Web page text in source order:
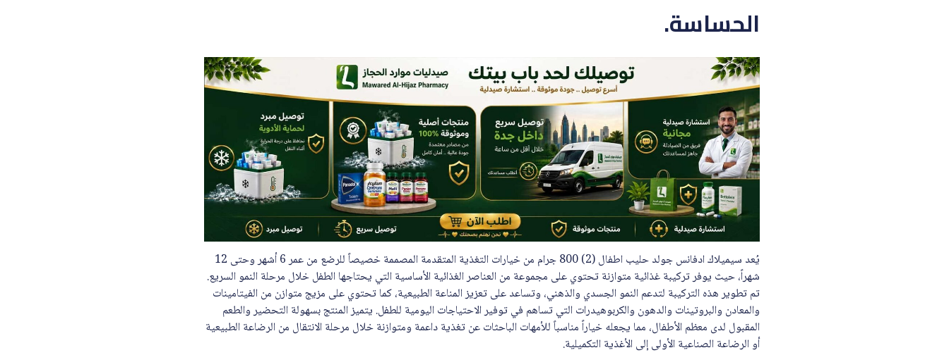
الحساسة.
يُعد سيميلاك ادفانس جولد حليب اطفال (2) 800 جرام من خيارات التغذية المتقدمة المصممة خصيصاً للرضع من عمر 6 أشهر وحتى 12
شهراً، حيث يوفر تركيبة غذائية متوازنة تحتوي على مجموعة من العناصر الغذائية الأساسية التي يحتاجها الطفل خلال مرحلة النمو السريع.
تم تطوير هذه التركيبة لتدعم النمو الجسدي والذهني، وتساعد على تعزيز المناعة الطبيعية، كما تحتوي على مزيج متوازن من الفيتامينات
والمعادن والبروتينات والدهون والكربوهيدرات التي تساهم في توفير الاحتياجات اليومية للطفل. يتميز المنتج بسهولة التحضير والطعم
المقبول لدى معظم الأطفال، مما يجعله خياراً مناسباً للأمهات الباحثات عن تغذية داعمة ومتوازنة خلال مرحلة الانتقال من الرضاعة الطبيعية
أو الرضاعة الصناعية الأولى إلى الأغذية التكميلية.